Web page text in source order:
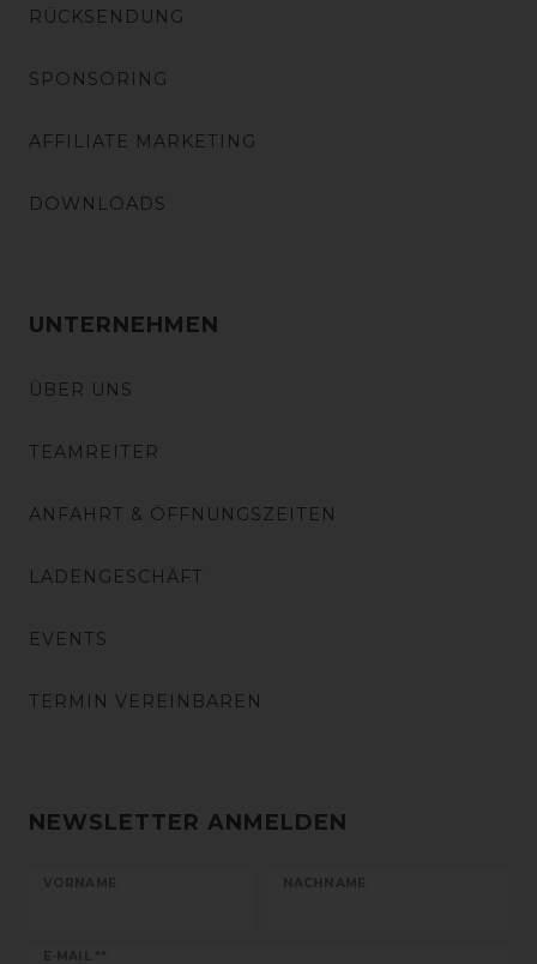
RÜCKSENDUNG
SPONSORING
AFFILIATE MARKETING
DOWNLOADS
UNTERNEHMEN
ÜBER UNS
TEAMREITER
ANFAHRT & ÖFFNUNGSZEITEN
LADENGESCHÄFT
EVENTS
TERMIN VEREINBAREN
NEWSLETTER ANMELDEN
VORNAME NACHNAME
E-MAIL **
Newsletter